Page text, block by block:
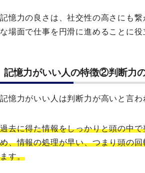
記憶力の良さは、社交性の高さにも繋
な場面で仕事を円滑に進めることに役
記憶力がいい人の特徴②判断力
記憶力がいい人は判断力が高いと言わ
過去に得た情報をしっかりと頭の中
め、情報の処理が早い、つまり頭の
ます。